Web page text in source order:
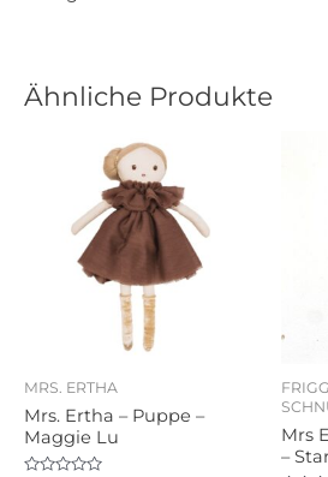
Ähnliche Produkte
MRS. ERTHA
Mrs. Ertha – Puppe –
Maggie Lu
Mrs
–